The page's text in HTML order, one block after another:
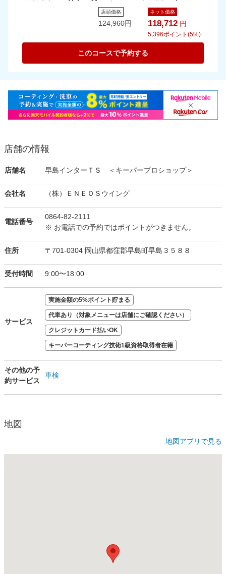
店頭価格
124,960円
ネット価格
118,712 円
5,396ポイント(5%)
このコースで予約する
店舗の情報
店舗名 早島インターＴＳ ＜キーパープロショップ＞
会社名 （株）ＥＮＥＯＳウイング
電話番号
0864-82-2111
※ お電話での予約ではポイントがつきません。
住所 〒701-0304 岡山県都窪郡早島町早島３５８８
受付時間 9:00〜18:00
サービス
実施金額の5%ポイント貯まる
代車あり（対象メニューは店舗にご確認ください）
クレジットカード払いOK
キーパーコーティング技術1級資格取得者在籍
その他の予
約サービス
車検
地図
地図アプリで見る